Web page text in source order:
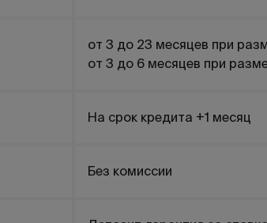
от 3 до 23 месяцев при
от 3 до 6 месяцев при
На срок кредита +1 месяц
Без комиссии